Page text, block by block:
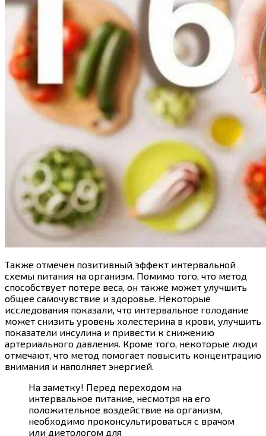
Также отмечен позитивный эффект интервальной
схемы питания на организм. Помимо того, что метод
способствует потере веса, он также может улучшить
общее самочувствие и здоровье. Некоторые
исследования показали, что интервальное голодание
может снизить уровень холестерина в крови, улучшить
показатели инсулина и привести к снижению
артериального давления. Кроме того, некоторые люди
отмечают, что метод помогает повысить концентрацию
внимания и наполняет энергией.
На заметку! Перед переходом на
интервальное питание, несмотря на его
положительное воздействие на организм,
необходимо проконсультироваться с врачом
или диетологом для